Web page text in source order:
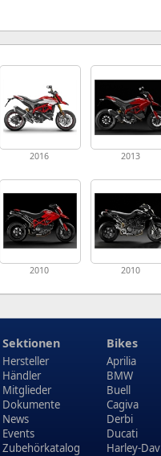
2016 2013
2010 2010
Sektionen
Hersteller
Händler
Mitglieder
Dokumente
News
Events
Zubehörkatalog
Bikes
Aprilia
BMW
Buell
Cagiva
Derbi
Ducati
Harley-